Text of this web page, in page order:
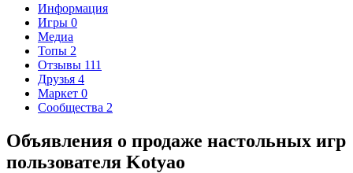
Информация
Игры 0
Медиа
Топы 2
Отзывы 111
Друзья 4
Маркет 0
Сообщества 2
Объявления о продаже настольных игр
пользователя Kotyao